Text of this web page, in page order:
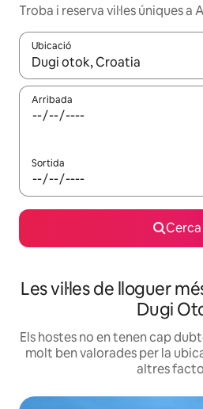
Troba i reserva vil·les úniques a
Ubicació
Quan els resultats estiguin
Arribada
Sortida
Cerca
Les vil·les de lloguer
Dugi
Els hostes no en tenen cap
molt ben valorades per la
altres